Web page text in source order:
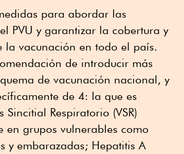
para abordar las
PVU y garantizar la cobertura y
la vacunación en todo el país.
de introducir más
de vacunación nacional, y
de 4: la que es
Sincitial Respiratorio (VSR)
en grupos vulnerables como
y embarazadas; Hepatitis A